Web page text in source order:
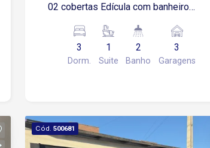
02 cobertas Edícula com banheiro
3
Dorm.
1
Suite
2
Banho
3
Garagens
Cód. 500681